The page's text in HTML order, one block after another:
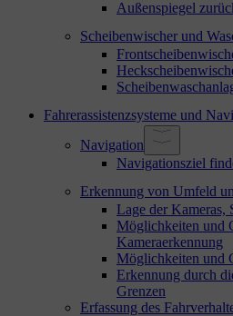
Außenspiegel
Scheibenwischer und
Fahrerassistenzsysteme und
Navigation
Navigationsziel
Erkennung von Umfeld
Lage der Kameras,
Möglichkeiten und
Kameraerkennung
Möglichkeiten und
Erkennung durch
Grenzen
Erfassung des